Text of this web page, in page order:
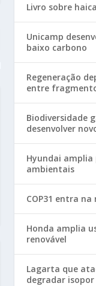
Livro sobre
Unicamp
baixo carbono
Regeneração
entre
Biodiversidade
desenvolver
Hyundai amplia
ambientais
COP31 entra
Honda amplia
renovável
Lagarta que
degradar isopor